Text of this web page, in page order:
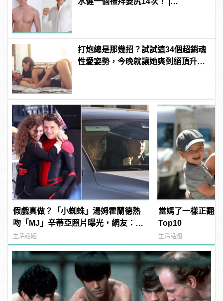
打炮總是那幾招？試試這34個超銷魂
性愛姿勢，今晚就讓她爽到絕頂升
假戲真做？「小蜘蛛」湯姆霍蘭德熱
吻「MJ」辛蒂亞照片曝光，網友：
《蜘蛛人》傳統 | manfashion這樣變
型男
生活話題
當媽了一樣正翻
Top10
生活話題